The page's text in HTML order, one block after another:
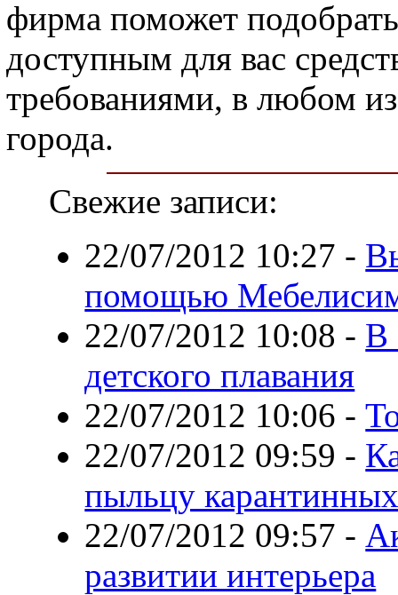
фирма поможет
доступным для вас
требованиями, в любом
города.
Свежие записи:
22/07/2012 10:27 -
помощью
22/07/2012 10:08 - В
детского плавания
22/07/2012 10:06 -
22/07/2012 09:59 -
пыльцу
22/07/2012 09:57 -
развитии интерьера